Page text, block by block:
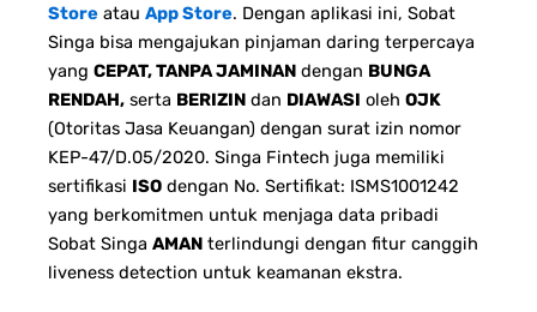
Store atau App Store. Dengan aplikasi ini, Sobat
Singa bisa mengajukan pinjaman daring terpercaya
yang CEPAT, TANPA JAMINAN dengan BUNGA
RENDAH, serta BERIZIN dan DIAWASI oleh OJK
(Otoritas Jasa Keuangan) dengan surat izin nomor
KEP-47/D.05/2020. Singa Fintech juga memiliki
sertifikasi ISO dengan No. Sertifikat: ISMS1001242
yang berkomitmen untuk menjaga data pribadi
Sobat Singa AMAN terlindungi dengan fitur canggih
liveness detection untuk keamanan ekstra.